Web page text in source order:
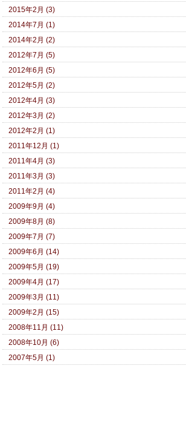
2015年2月 (3)
2014年7月 (1)
2014年2月 (2)
2012年7月 (5)
2012年6月 (5)
2012年5月 (2)
2012年4月 (3)
2012年3月 (2)
2012年2月 (1)
2011年12月 (1)
2011年4月 (3)
2011年3月 (3)
2011年2月 (4)
2009年9月 (4)
2009年8月 (8)
2009年7月 (7)
2009年6月 (14)
2009年5月 (19)
2009年4月 (17)
2009年3月 (11)
2009年2月 (15)
2008年11月 (11)
2008年10月 (6)
2007年5月 (1)